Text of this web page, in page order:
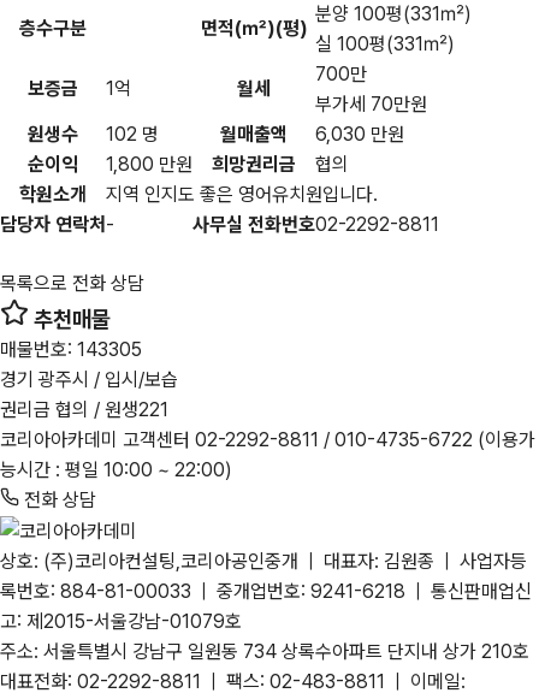
층수구분
면적(㎡)(평)
분양 100평(331㎡)
실 100평(331㎡)
보증금
1억 월세
700만
부가세 70만원
원생수
102 명 월매출액
6,030 만원
순이익
1,800 만원 희망권리금
협의
학원소개
지역 인지도 좋은 영어유치원입니다.
담당자 연락처 - 사무실 전화번호02-2292-8811
목록으로 전화 상담
추천매물
매물번호: 143305
경기 광주시 / 입시/보습
권리금 협의 / 원생221
코리아아카데미 고객센터 02-2292-8811 / 010-4735-6722 (이용가
능시간 : 평일 10:00 ~ 22:00)
전화 상담
상호: (주)코리아컨설팅,코리아공인중개 | 대표자: 김원종 | 사업자등
록번호: 884-81-00033 | 중개업번호: 9241-6218 | 통신판매업신
고: 제2015-서울강남-01079호
주소: 서울특별시 강남구 일원동 734 상록수아파트 단지내 상가 210호
대표전화: 02-2292-8811 | 팩스: 02-483-8811 | 이메일: